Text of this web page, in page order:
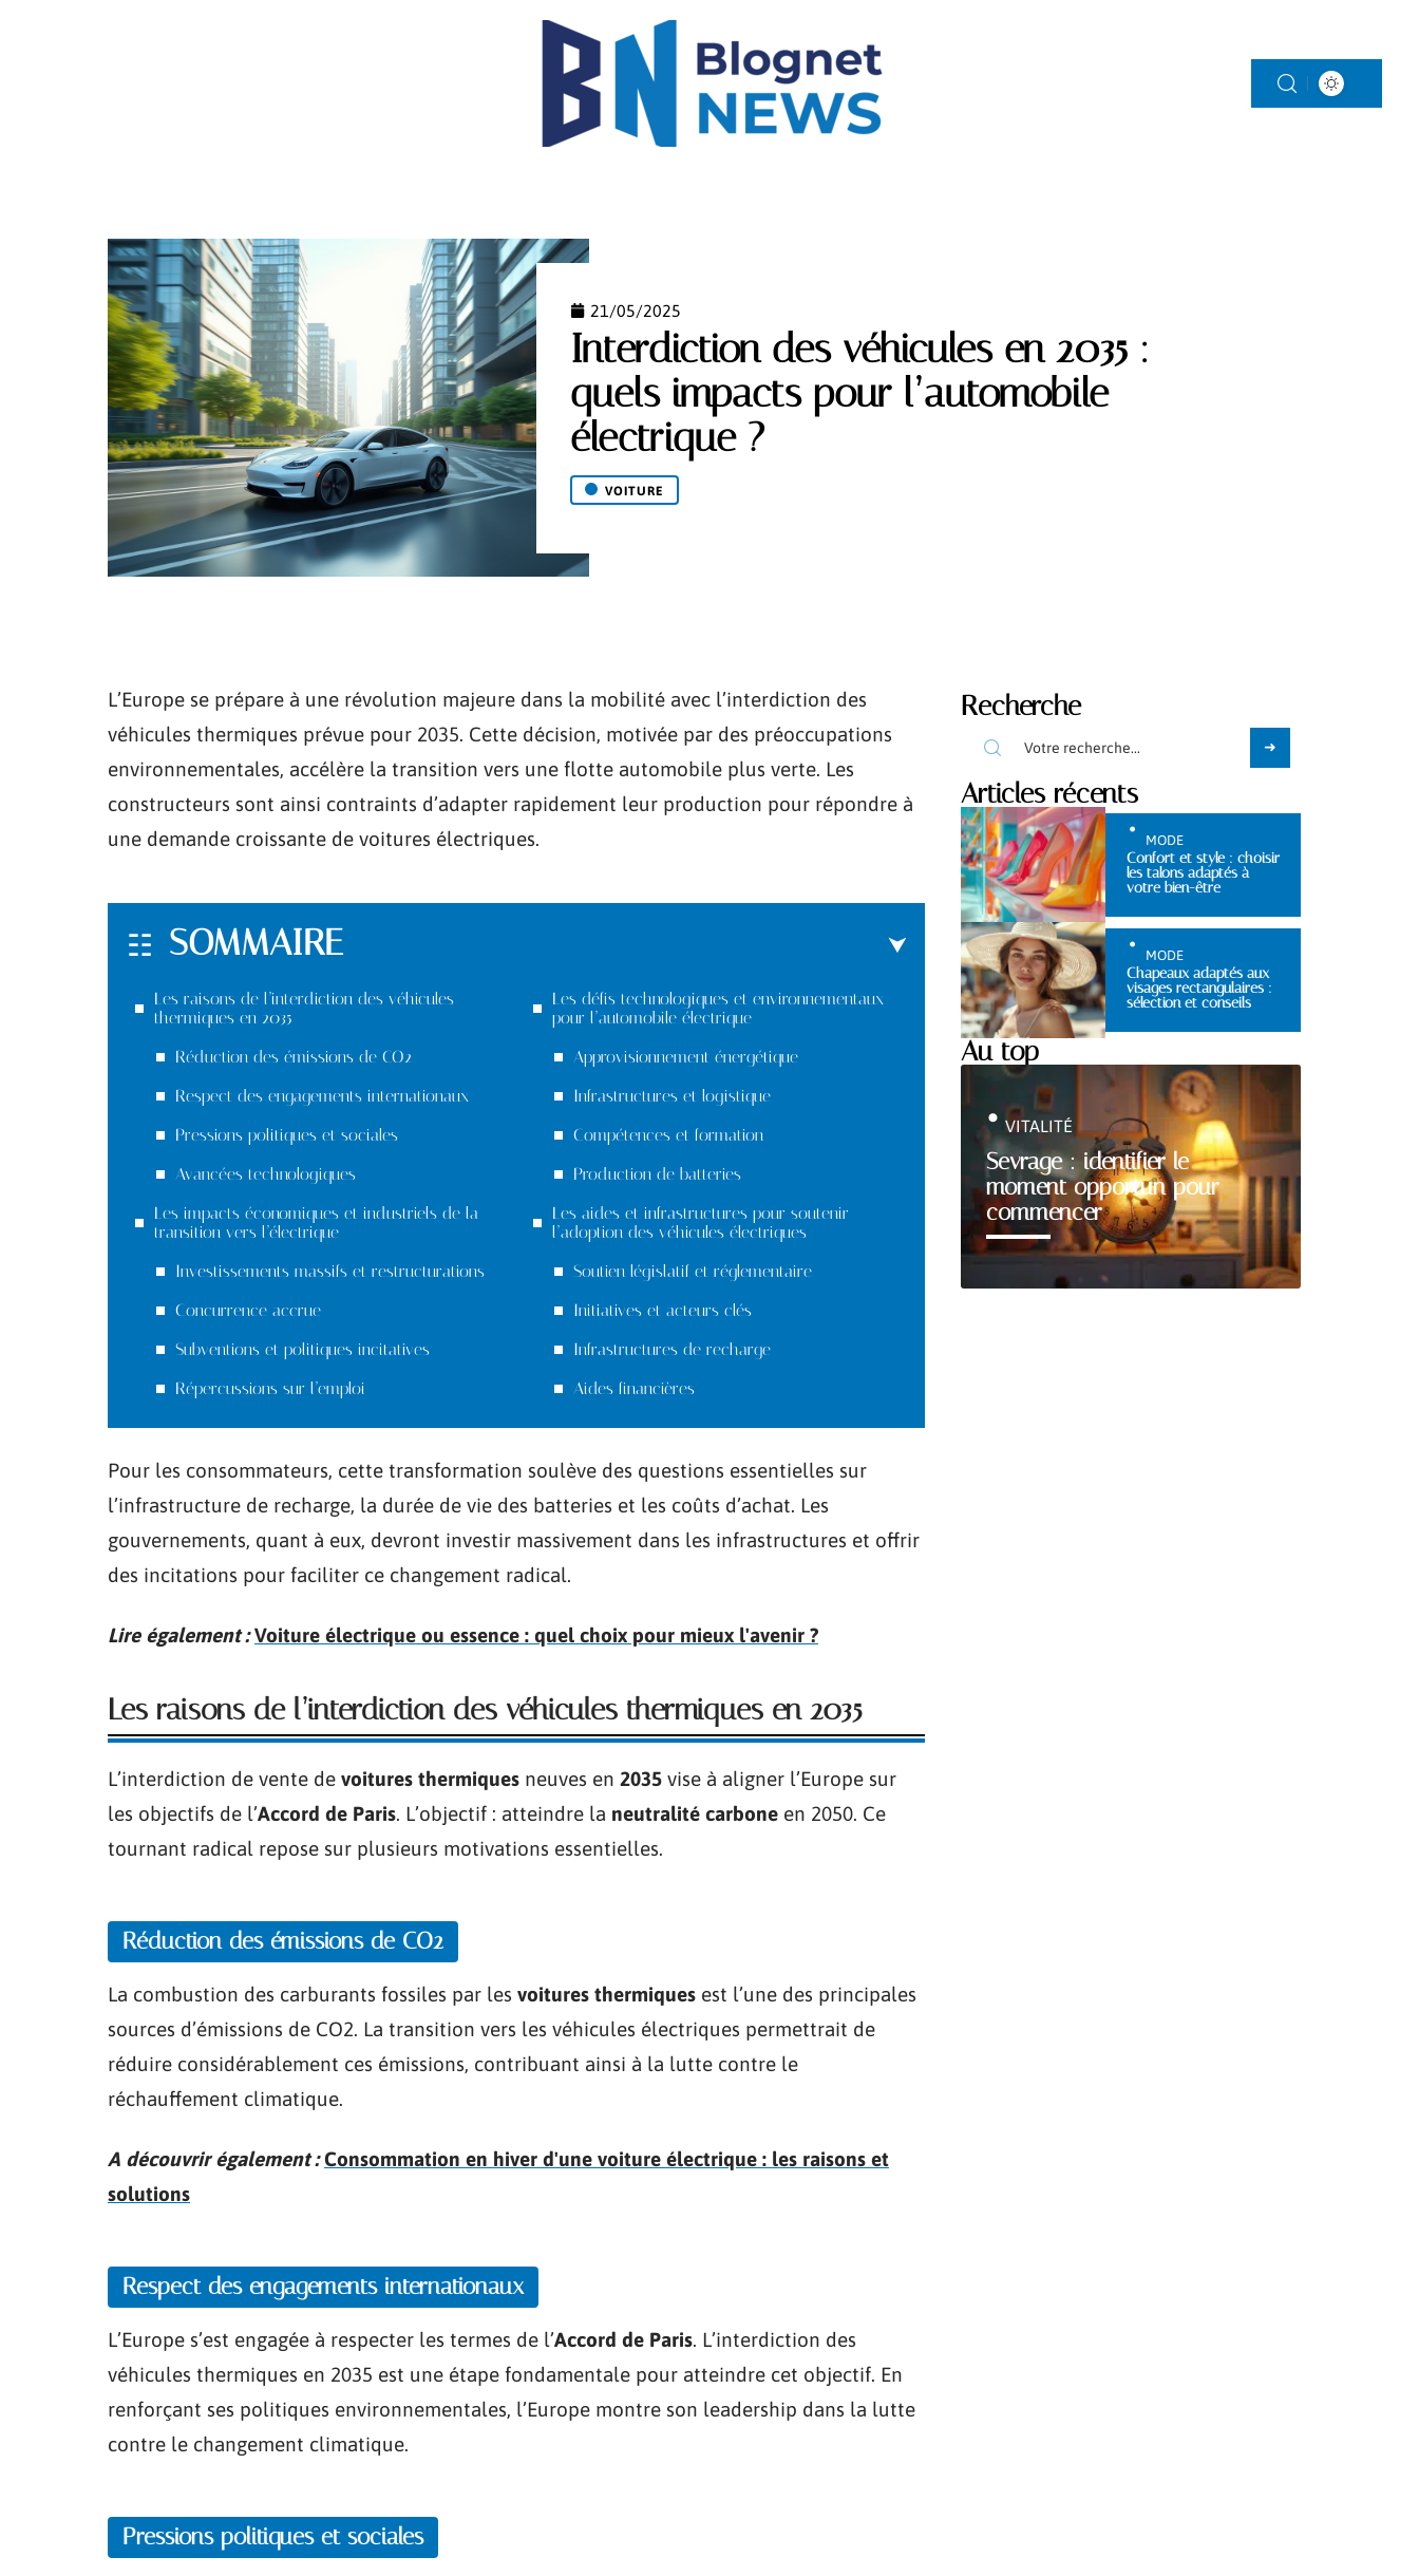
21/05/2025
Interdiction des véhicules en 2035 :
quels impacts pour l’automobile
électrique ?
VOITURE
L’Europe se prépare à une révolution majeure dans la mobilité avec l’interdiction des
véhicules thermiques prévue pour 2035. Cette décision, motivée par des préoccupations
environnementales, accélère la transition vers une flotte automobile plus verte. Les
constructeurs sont ainsi contraints d’adapter rapidement leur production pour répondre à
une demande croissante de voitures électriques.
SOMMAIRE
Les raisons de l’interdiction des véhicules
thermiques en 2035
Réduction des émissions de CO2
Respect des engagements internationaux
Pressions politiques et sociales
Avancées technologiques
Les impacts économiques et industriels de la
transition vers l’électrique
Investissements massifs et restructurations
Concurrence accrue
Subventions et politiques incitatives
Répercussions sur l’emploi
Les défis technologiques et environnementaux
pour l’automobile électrique
Approvisionnement énergétique
Infrastructures et logistique
Compétences et formation
Production de batteries
Les aides et infrastructures pour soutenir
l’adoption des véhicules électriques
Soutien législatif et réglementaire
Initiatives et acteurs clés
Infrastructures de recharge
Aides financières
Pour les consommateurs, cette transformation soulève des questions essentielles sur
l’infrastructure de recharge, la durée de vie des batteries et les coûts d’achat. Les
gouvernements, quant à eux, devront investir massivement dans les infrastructures et offrir
des incitations pour faciliter ce changement radical.
Lire également : Voiture électrique ou essence : quel choix pour mieux l'avenir ?
Les raisons de l’interdiction des véhicules thermiques en 2035
L’interdiction de vente de voitures thermiques neuves en 2035 vise à aligner l’Europe sur
les objectifs de l’Accord de Paris. L’objectif : atteindre la neutralité carbone en 2050. Ce
tournant radical repose sur plusieurs motivations essentielles.
Réduction des émissions de CO2
La combustion des carburants fossiles par les voitures thermiques est l’une des principales
sources d’émissions de CO2. La transition vers les véhicules électriques permettrait de
réduire considérablement ces émissions, contribuant ainsi à la lutte contre le
réchauffement climatique.
A découvrir également : Consommation en hiver d'une voiture électrique : les raisons et
solutions
Respect des engagements internationaux
L’Europe s’est engagée à respecter les termes de l’Accord de Paris. L’interdiction des
véhicules thermiques en 2035 est une étape fondamentale pour atteindre cet objectif. En
renforçant ses politiques environnementales, l’Europe montre son leadership dans la lutte
contre le changement climatique.
Pressions politiques et sociales
Recherche
Articles récents
MODE
Confort et style : choisir
les talons adaptés à
votre bien-être
MODE
Chapeaux adaptés aux
visages rectangulaires :
sélection et conseils
Au top
Sevrage : identifier le
moment opportun pour
commencer
VITALITÉ